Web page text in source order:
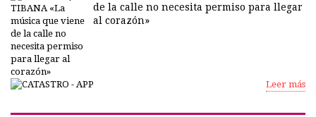
de la calle no necesita permiso para llegar
al corazón»
Leer más